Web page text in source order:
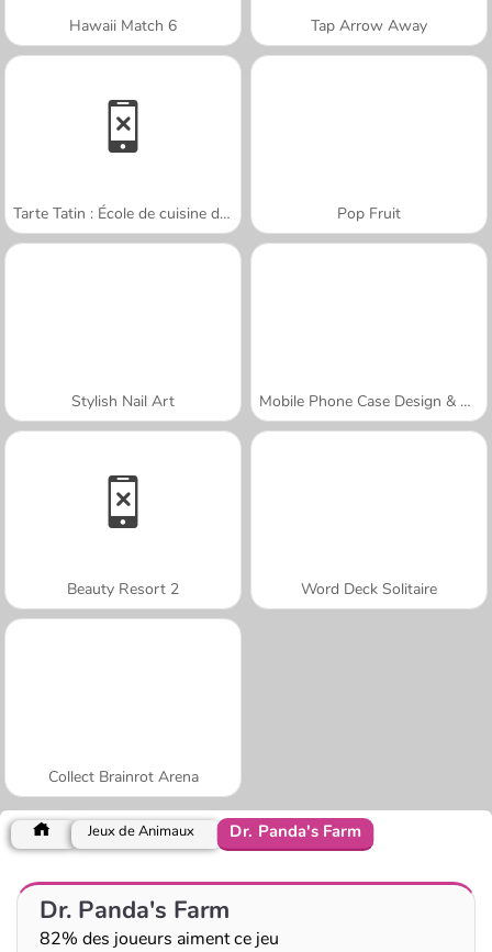
Hawaii Match 6 Tap Arrow Away
Tarte Tatin : École de cuisine de Sara Pop Fruit
Stylish Nail Art Mobile Phone Case Design & DIY
Beauty Resort 2 Word Deck Solitaire
Collect Brainrot Arena
Jeux de Animaux Dr. Panda's Farm
Dr. Panda's Farm
82% des joueurs aiment ce jeu